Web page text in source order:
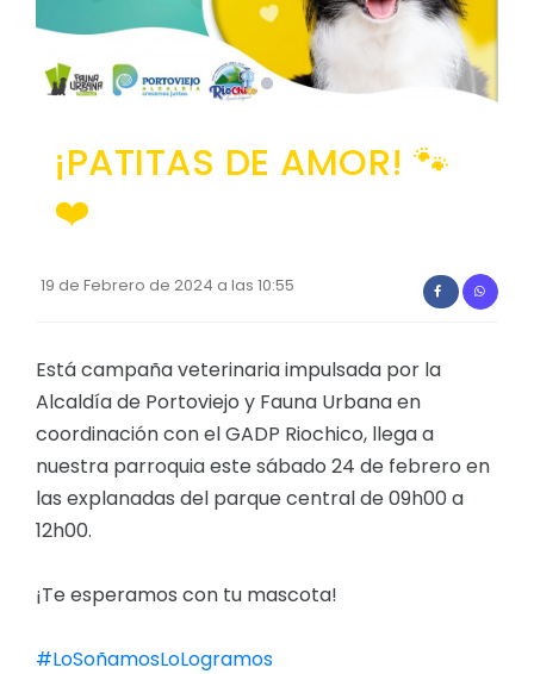
Convocatorias
GESTIÓN ADMINISTRATIVA
Plan Anual Contratación - PAC
Plan Operativo Anual - POA
PRESUPUESTO: EJECUCIÓN Y REPORTES
Procesos de contratación
Ejecución Presupuestaria
Obras y proyectos
¡PATITAS DE AMOR! 🐾
❤️
19 de Febrero de 2024 a las 10:55
Está campaña veterinaria impulsada por la
Alcaldía de Portoviejo y Fauna Urbana en
coordinación con el GADP Riochico, llega a
nuestra parroquia este sábado 24 de febrero en
las explanadas del parque central de 09h00 a
12h00.
¡Te esperamos con tu mascota!
#LoSoñamosLoLogramos